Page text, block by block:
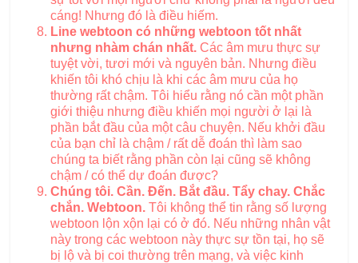
cáng! Nhưng đó là điều hiếm.
Line webtoon có những webtoon tốt nhất
nhưng nhàm chán nhất. Các âm mưu thực sự
tuyệt vời, tươi mới và nguyên bản. Nhưng điều
khiến tôi khó chịu là khi các âm mưu của họ
thường rất chậm. Tôi hiểu rằng nó cần một phần
giới thiệu nhưng điều khiến mọi người ở lại là
phần bắt đầu của một câu chuyện. Nếu khởi đầu
của bạn chỉ là chậm / rất dễ đoán thì làm sao
chúng ta biết rằng phần còn lại cũng sẽ không
chậm / có thể dự đoán được?
Chúng tôi. Cần. Đến. Bắt đầu. Tẩy chay. Chắc
chắn. Webtoon. Tôi không thể tin rằng số lượng
webtoon lộn xộn lại có ở đó. Nếu những nhân vật
này trong các webtoon này thực sự tồn tại, họ sẽ
bị lộ và bị coi thường trên mạng, và việc kinh